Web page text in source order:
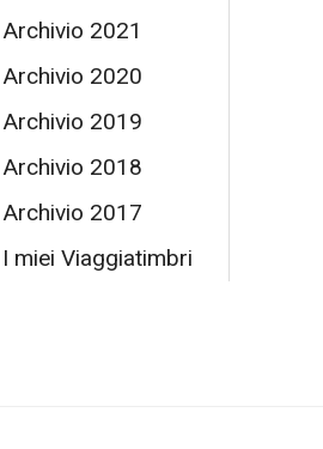
Archivio 2021
Archivio 2020
Archivio 2019
Archivio 2018
Archivio 2017
I miei Viaggiatimbri